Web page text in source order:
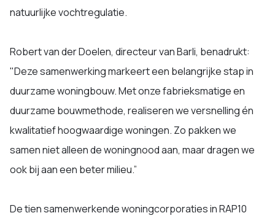
natuurlijke vochtregulatie.
Robert van der Doelen, directeur van Barli, benadrukt:
"Deze samenwerking markeert een belangrijke stap in
duurzame woningbouw. Met onze fabrieksmatige en
duurzame bouwmethode, realiseren we versnelling én
kwalitatief hoogwaardige woningen. Zo pakken we
samen niet alleen de woningnood aan, maar dragen we
ook bij aan een beter milieu.”
De tien samenwerkende woningcorporaties in RAP10